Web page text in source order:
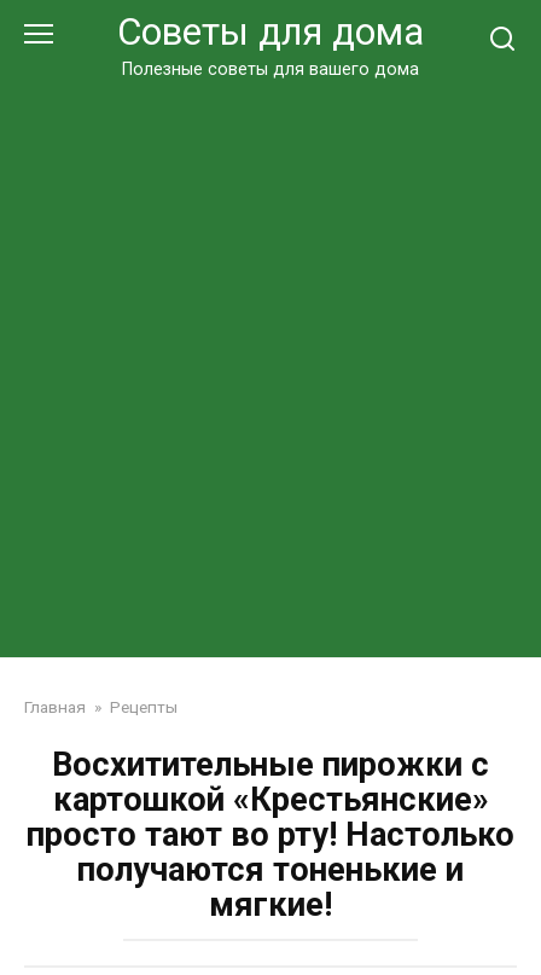
Советы для дома
Полезные советы для вашего дома
Главная » Рецепты
Восхитительные пирожки с
картошкой «Крестьянские»
просто тают во рту! Настолько
получаются тоненькие и
мягкие!